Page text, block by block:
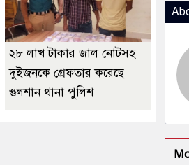
২৮ লাখ টাকার জাল নোটসহ
দুইজনকে গ্রেফতার করেছে
গুলশান থানা পুলিশ